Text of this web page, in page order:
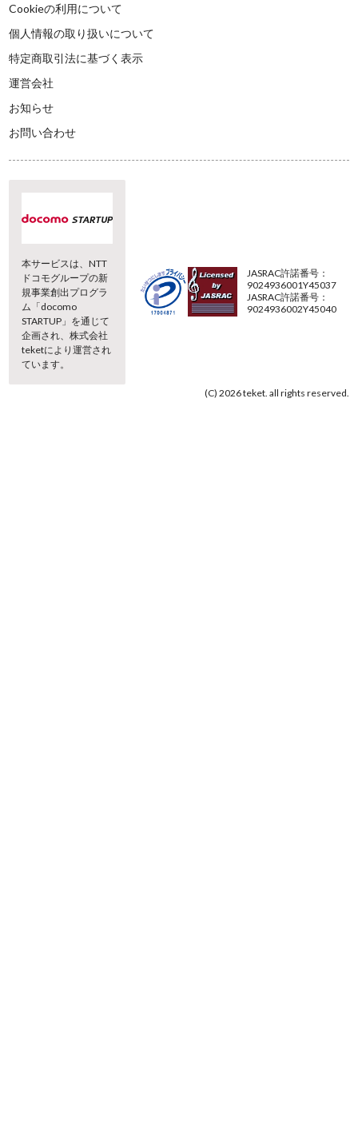
Cookieの利用について
個人情報の取り扱いについて
特定商取引法に基づく表示
運営会社
お知らせ
お問い合わせ
本サービスは、NTT
ドコモグループの新
規事業創出プログラ
ム「docomo
STARTUP」を通じて
企画され、株式会社
teketにより運営され
ています。
JASRAC許諾番号：
9024936001Y45037
JASRAC許諾番号：
9024936002Y45040
(C) 2026 teket. all rights reserved.